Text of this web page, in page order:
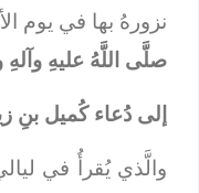
نزورهُ بها في يوم
صلَّى اللَّهُ عليهِ وآلهِ
إلى دُعاء كُميل بنِ
والَّذي يُقرأُ في